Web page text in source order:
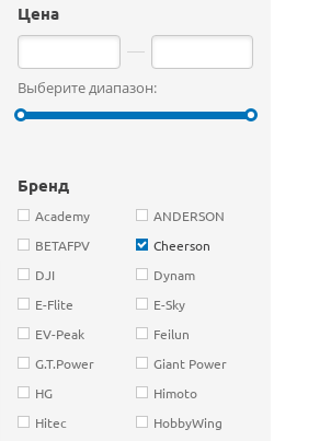
Цена
Выберите диапазон:
Бренд
Academy
ANDERSON
BETAFPV
Cheerson
DJI
Dynam
E-Flite
E-Sky
EV-Peak
Feilun
G.T.Power
Giant Power
HG
Himoto
Hitec
HobbyWing